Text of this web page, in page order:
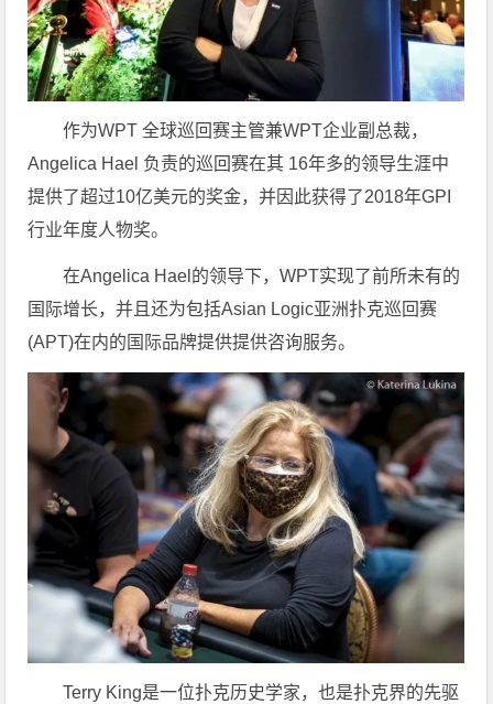
作为WPT 全球巡回赛主管兼WPT企业副总裁，
Angelica Hael 负责的巡回赛在其 16年多的领导生涯中
提供了超过10亿美元的奖金，并因此获得了2018年GPI
行业年度人物奖。
在Angelica Hael的领导下，WPT实现了前所未有的
国际增长，并且还为包括Asian Logic亚洲扑克巡回赛
(APT)在内的国际品牌提供提供咨询服务。
Terry King是一位扑克历史学家，也是扑克界的先驱